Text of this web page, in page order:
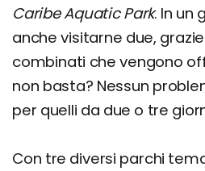
Caribe Aquatic Park. In un
anche visitarne due,
combinati che vengono
non basta? Nessun
per quelli da due o tre
Con tre diversi parchi